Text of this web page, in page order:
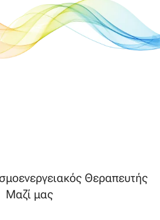
Θεραπευτής
Μαζί μας